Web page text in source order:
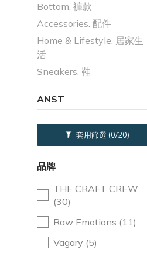
Bottom. 褲款
Accessories. 配件
Home & Lifestyle. 居家生
活
Sneakers. 鞋
ANST
套用篩選 (0/20)
品牌
THE CRAFT CREW
(30)
Raw Emotions (11)
Vagary (5)